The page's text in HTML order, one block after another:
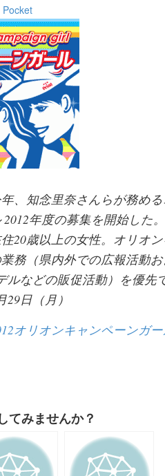
Pocket
、知念里奈さんらが務め
年度の募集を開始した
20歳以上の女性。オリオ
務（県内外での広報活動
ルなどの販促活動）を優先
日（月）
オリオンキャンペーンガ
してみませんか？